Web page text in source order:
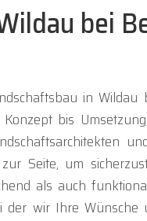
bei
in
bis
Seite, um
als auch
der wir Ihre Wünsche